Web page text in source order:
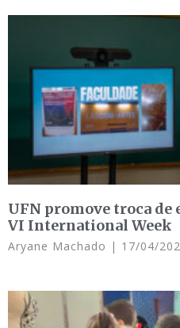
UFN promove troca de
VI International Week
Aryane Machado 17/04/